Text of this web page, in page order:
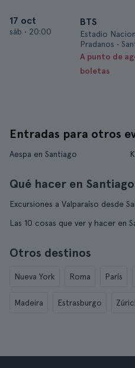
17 oct
sáb • 20:00
BTS
Estadio
Pradanos •
A punto de
boletas
Entradas para otros
Aespa en Santiago
Qué hacer en Santiago
Excursiones a Valparaíso desde
Las 10 cosas que ver y hacer en
Otros destinos
Nueva York Roma París
Madeira Estrasburgo